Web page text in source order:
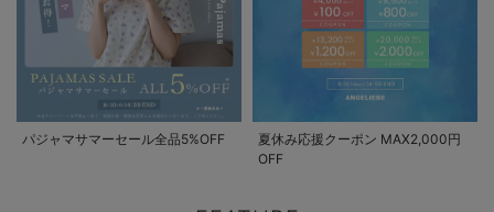
パジャマサマーセール全品5%OFF
夏休み応援クーポン MAX2,000円
OFF